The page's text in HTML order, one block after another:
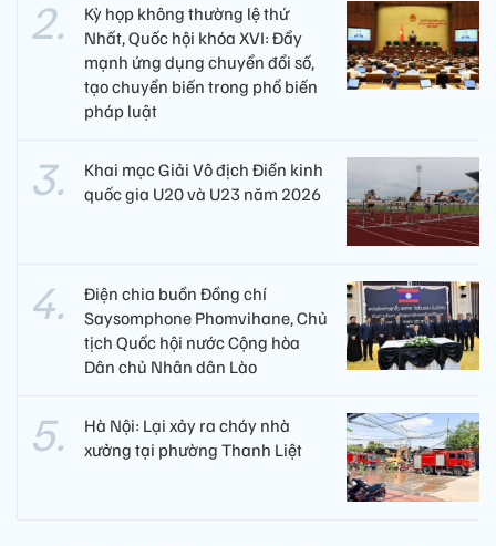
Kỳ họp không thường lệ thứ
Nhất, Quốc hội khóa XVI: Đẩy
mạnh ứng dụng chuyển đổi số,
tạo chuyển biến trong phổ biến
pháp luật
Khai mạc Giải Vô địch Điền kinh
quốc gia U20 và U23 năm 2026
Điện chia buồn Đồng chí
Saysomphone Phomvihane, Chủ
tịch Quốc hội nước Cộng hòa
Dân chủ Nhân dân Lào
Hà Nội: Lại xảy ra cháy nhà
xưởng tại phường Thanh Liệt